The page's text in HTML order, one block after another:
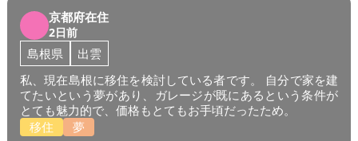
京都府在住
2日前
島根県
出雲
私、現在島根に移住を検討している者です。 自分で家を建
てたいという夢があり、ガレージが既にあるという条件が
とても魅力的で、価格もとてもお手頃だったため。
移住
夢